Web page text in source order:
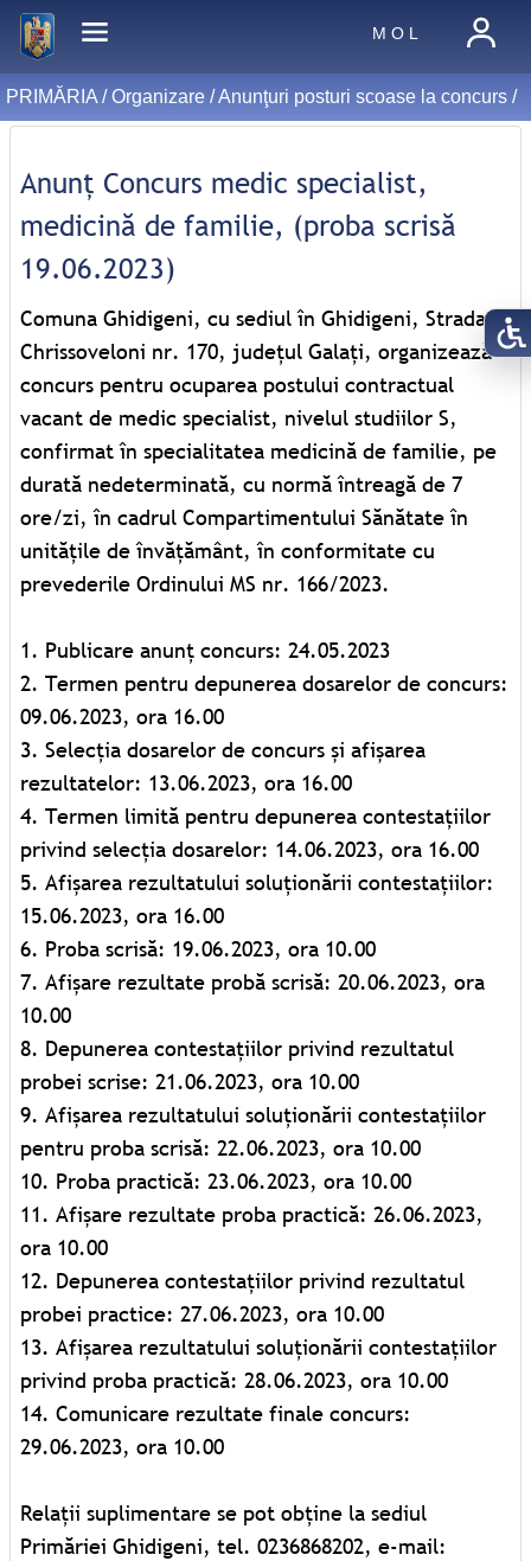
M O L
PRIMĂRIA /Organizare/Anunţuri posturi scoase la concurs/
Anunț Concurs medic specialist,
medicină de familie, (proba scrisă
19.06.2023)
Comuna Ghidigeni, cu sediul în Ghidigeni, Strada
Chrissoveloni nr. 170, județul Galați, organizează
concurs pentru ocuparea postului contractual
vacant de medic specialist, nivelul studiilor S,
confirmat în specialitatea medicină de familie, pe
durată nedeterminată, cu normă întreagă de 7
ore/zi, în cadrul Compartimentului Sănătate în
unitățile de învățământ, în conformitate cu
prevederile Ordinului MS nr. 166/2023.
1. Publicare anunț concurs: 24.05.2023
2. Termen pentru depunerea dosarelor de concurs:
09.06.2023, ora 16.00
3. Selecția dosarelor de concurs și afișarea
rezultatelor: 13.06.2023, ora 16.00
4. Termen limită pentru depunerea contestațiilor
privind selecția dosarelor: 14.06.2023, ora 16.00
5. Afișarea rezultatului soluționării contestațiilor:
15.06.2023, ora 16.00
6. Proba scrisă: 19.06.2023, ora 10.00
7. Afișare rezultate probă scrisă: 20.06.2023, ora
10.00
8. Depunerea contestațiilor privind rezultatul
probei scrise: 21.06.2023, ora 10.00
9. Afișarea rezultatului soluționării contestațiilor
pentru proba scrisă: 22.06.2023, ora 10.00
10. Proba practică: 23.06.2023, ora 10.00
11. Afișare rezultate proba practică: 26.06.2023,
ora 10.00
12. Depunerea contestațiilor privind rezultatul
probei practice: 27.06.2023, ora 10.00
13. Afișarea rezultatului soluționării contestațiilor
privind proba practică: 28.06.2023, ora 10.00
14. Comunicare rezultate finale concurs:
29.06.2023, ora 10.00
Relații suplimentare se pot obține la sediul
Primăriei Ghidigeni, tel. 0236868202, e-mail: